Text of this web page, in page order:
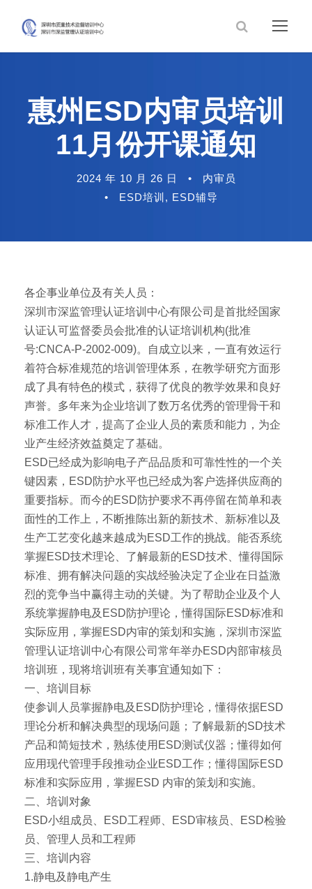
惠州ESD内审员培训
11月份开课通知
2024 年 10 月 26 日 •
内审员
•
ESD培训 , ESD辅导
各企事业单位及有关人员：
深圳市深监管理认证培训中心有限公司是首批经国家
认证认可监督委员会批准的认证培训机构(批准
号:CNCA-P-2002-009)。自成立以来，一直有效运行
着符合标准规范的培训管理体系，在教学研究方面形
成了具有特色的模式，获得了优良的教学效果和良好
声誉。多年来为企业培训了数万名优秀的管理骨干和
标准工作人才，提高了企业人员的素质和能力，为企
业产生经济效益奠定了基础。
ESD已经成为影响电子产品品质和可靠性性的一个关
键因素，ESD防护水平也已经成为客户选择供应商的
重要指标。而今的ESD防护要求不再停留在简单和表
面性的工作上，不断推陈出新的新技术、新标准以及
生产工艺变化越来越成为ESD工作的挑战。能否系统
掌握ESD技术理论、了解最新的ESD技术、懂得国际
标准、拥有解决问题的实战经验决定了企业在日益激
烈的竞争当中赢得主动的关键。为了帮助企业及个人
系统掌握静电及ESD防护理论，懂得国际ESD标准和
实际应用，掌握ESD内审的策划和实施，深圳市深监
管理认证培训中心有限公司常年举办ESD内部审核员
培训班，现将培训班有关事宜通知如下：
一、培训目标
使参训人员掌握静电及ESD防护理论，懂得依据ESD
理论分析和解决典型的现场问题；了解最新的SD技术
产品和简短技术，熟练使用ESD测试仪器；懂得如何
应用现代管理手段推动企业ESD工作；懂得国际ESD
标准和实际应用，掌握ESD 内审的策划和实施。
二、培训对象
ESD小组成员、ESD工程师、ESD审核员、ESD检验
员、管理人员和工程师
三、培训内容
1.静电及静电产生